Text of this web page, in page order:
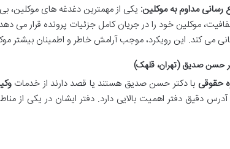
رسانی مداوم به موکلین: یکی از مهمترین دغدغه های موکلین،
موکلین خود را در جریان کامل جزئیات پرونده قرار می
می کند. این رویکرد، موجب آرامش خاطر و اطمینان بیشتر
حسن صدیق (تهران، قلهک)
حقوقی با دکتر حسن صدیق هستند یا قصد دارند از خدمات
دقیق دفتر اهمیت بالایی دارد. دفتر ایشان در یکی از